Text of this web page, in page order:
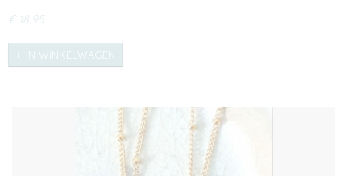
€ 18,95
IN WINKELWAGEN